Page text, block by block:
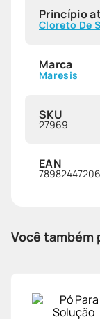
Princípio
Cloreto De
Marca
Maresis
SKU
27969
EAN
Você também